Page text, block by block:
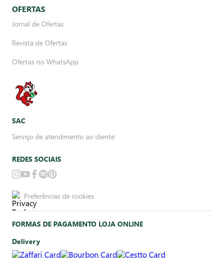
OFERTAS
Jornal de Ofertas
Revista de Ofertas
Ofertas no WhatsApp
SAC
Serviço de atendimento ao cliente
REDES SOCIAIS
Preferências de cookies
FORMAS DE PAGAMENTO LOJA ONLINE
Delivery